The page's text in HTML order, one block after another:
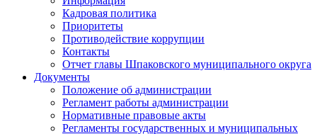
Кадровая политика
Приоритеты
Противодействие коррупции
Контакты
Отчет главы Шпаковского муниципального округа
Документы
Положение об администрации
Регламент работы администрации
Нормативные правовые акты
Регламенты государственных и муниципальных